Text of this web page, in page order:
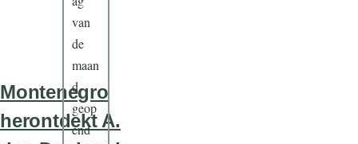
Montenegro
herontdekt A.
van
de
maan
d
geop
end